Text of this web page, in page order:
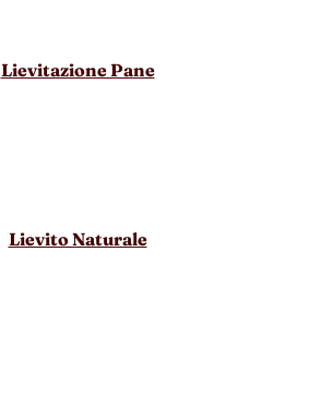
Lievitazione Pane
Lievito Naturale